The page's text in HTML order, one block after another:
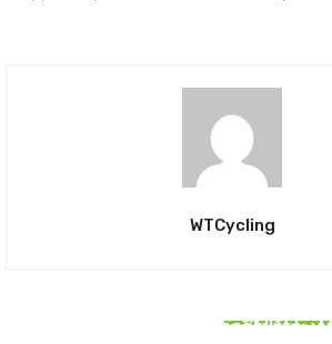
WTCycling
Roglič ovládl Vueltu počtvrté, v
PRIMOŽ ROGLIČ se přibližuje.